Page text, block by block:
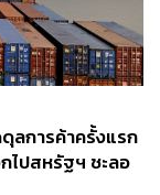
ลการค้าครั้งแรก
ไปสหรัฐฯ ชะลอ